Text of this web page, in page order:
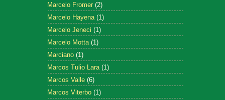
Marcelo Fromer (2)
Marcelo Hayena (1)
Marcelo Jeneci (1)
Marcelo Motta (1)
Marciano (1)
Marcos Tulio Lara (1)
Marcos Valle (6)
Marcos Viterbo (1)